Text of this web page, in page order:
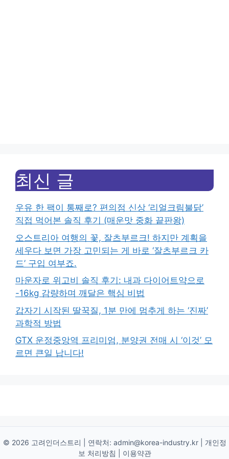
최신 글
우유 한 팩이 통째로? 편의점 신상 ‘리얼크림불닭’
직접 먹어본 솔직 후기 (매운맛 중화 끝판왕)
오스트리아 여행의 꽃, 잘츠부르크! 하지만 계획을
세우다 보면 가장 고민되는 게 바로 ‘잘츠부르크 카
드’ 구입 여부죠.
마운자로 위고비 솔직 후기: 내과 다이어트약으로
-16kg 감량하며 깨달은 핵심 비법
갑자기 시작된 딸꾹질, 1분 만에 멈추게 하는 ‘진짜’
과학적 방법
GTX 운정중앙역 프리미엄, 분양권 전매 시 ‘이것’ 모
르면 큰일 납니다!
© 2026 고려인더스트리 | 연락처: admin@korea-industry.kr| 개인정
보 처리방침
이용약관